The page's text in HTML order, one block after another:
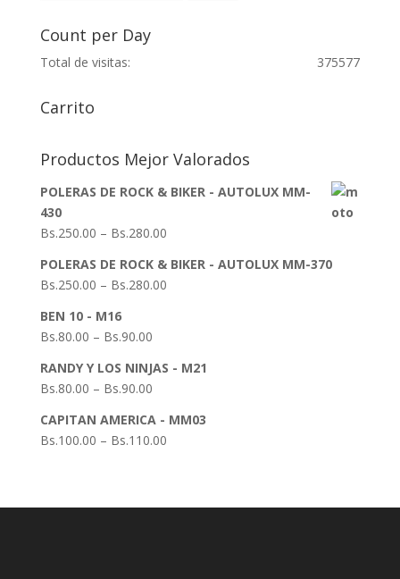
Count per Day
375577
Total de visitas:
Carrito
Productos Mejor Valorados
POLERAS DE ROCK & BIKER - AUTOLUX MM-
430
Bs.250.00 – Bs.280.00
POLERAS DE ROCK & BIKER - AUTOLUX MM-370
Bs.250.00 – Bs.280.00
BEN 10 - M16
Bs.80.00 – Bs.90.00
RANDY Y LOS NINJAS - M21
Bs.80.00 – Bs.90.00
CAPITAN AMERICA - MM03
Bs.100.00 – Bs.110.00